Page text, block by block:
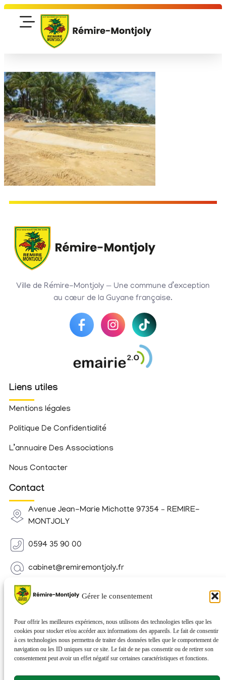
Gérer le consentement
Pour offrir les meilleures expériences, nous utilisons des technologies telles que les
cookies pour stocker et/ou accéder aux informations des appareils. Le fait de consentir
à ces technologies nous permettra de traiter des données telles que le comportement de
navigation ou les ID uniques sur ce site. Le fait de ne pas consentir ou de retirer son
consentement peut avoir un effet négatif sur certaines caractéristiques et fonctions.
contenu
Ville de Rémire-Montjoly — Une commune d’exception
au cœur de la Guyane française.
Liens utiles
Mentions légales
Politique De Confidentialité
L’annuaire Des Associations
Nous Contacter
Contact
Avenue Jean-Marie Michotte 97354 – REMIRE-
MONTJOLY
0594 35 90 00
cabinet@remiremontjoly.fr
Newsletter
nouvelles de votre commune.